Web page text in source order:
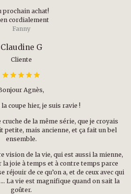
prochain achat!
cordialement
Fanny
Claudine G
Cliente
Agnès,
la coupe hier, je suis ravie !
cruche de la même série, que je croyais
petite, mais ancienne, et ça fait un bel
ensemble.
vision de la vie, qui est aussi la mienne,
la joie à temps et à contre temps parce
réjouir de ce qu’on a, et de ceux avec qui
La vie est magnifique quand on sait la
goûter.